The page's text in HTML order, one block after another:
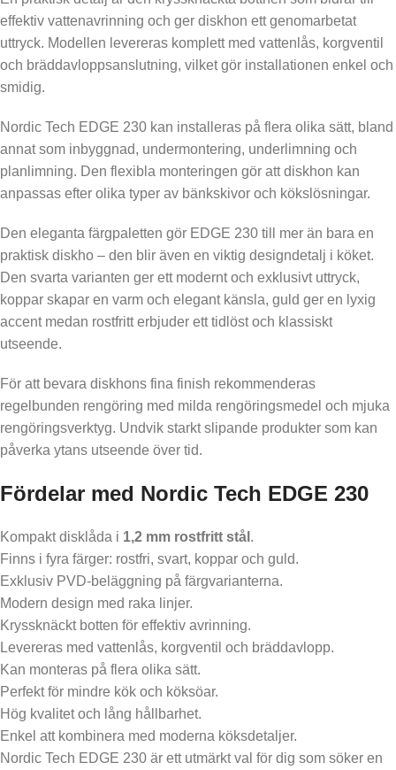
effektiv vattenavrinning och ger diskhon ett genomarbetat
uttryck. Modellen levereras komplett med vattenlås, korgventil
och bräddavloppsanslutning, vilket gör installationen enkel och
smidig.
Nordic Tech EDGE 230 kan installeras på flera olika sätt, bland
annat som inbyggnad, undermontering, underlimning och
planlimning. Den flexibla monteringen gör att diskhon kan
anpassas efter olika typer av bänkskivor och kökslösningar.
Den eleganta färgpaletten gör EDGE 230 till mer än bara en
praktisk diskho – den blir även en viktig designdetalj i köket.
Den svarta varianten ger ett modernt och exklusivt uttryck,
koppar skapar en varm och elegant känsla, guld ger en lyxig
accent medan rostfritt erbjuder ett tidlöst och klassiskt
utseende.
För att bevara diskhons fina finish rekommenderas
regelbunden rengöring med milda rengöringsmedel och mjuka
rengöringsverktyg. Undvik starkt slipande produkter som kan
påverka ytans utseende över tid.
Fördelar med Nordic Tech EDGE 230
Kompakt disklåda i 1,2 mm rostfritt stål .
Finns i fyra färger: rostfri, svart, koppar och guld.
Exklusiv PVD-beläggning på färgvarianterna.
Modern design med raka linjer.
Kryssknäckt botten för effektiv avrinning.
Levereras med vattenlås, korgventil och bräddavlopp.
Kan monteras på flera olika sätt.
Perfekt för mindre kök och köksöar.
Hög kvalitet och lång hållbarhet.
Enkel att kombinera med moderna köksdetaljer.
Nordic Tech EDGE 230 är ett utmärkt val för dig som söker en